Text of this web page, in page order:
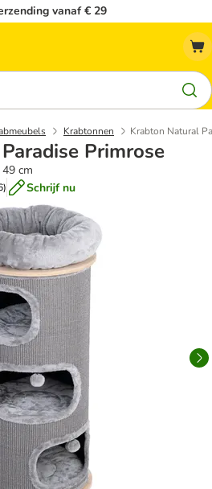
vanaf € 29
Krabtonnen Krabton Natural
Primrose
cm
) Schrijf nu